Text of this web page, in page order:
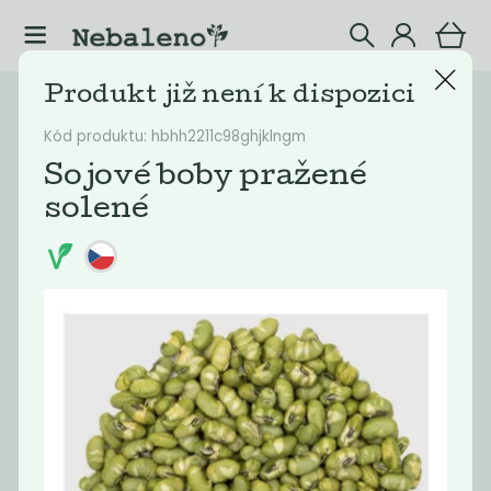
Katalog Potraviny
Filtrovat produkty
Doporučené
Novinka
Kód produktu: hbhh2211c98ghjklngm
Sojové boby pražené
solené
Produkt již není k dispozici